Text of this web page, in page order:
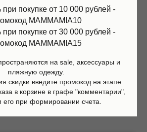
покупке от 10 000 рублей -
MAMMAMIA10
покупке от 30 000 рублей -
MAMMAMIA15
на sale, аксессуары и
пляжную одежду.
скидки введите промокод на этапе
в корзине в графе "комментарии",
его при формировании счета.